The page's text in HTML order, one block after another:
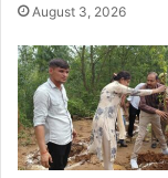
August 3, 2026